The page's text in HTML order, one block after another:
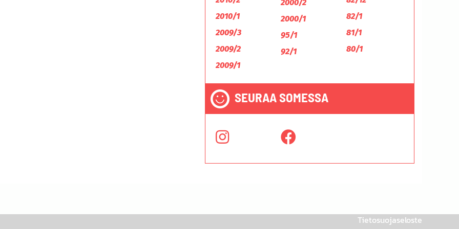
2010/1
2009/3
2009/2
2009/1
2000/2
2000/1
95/1
92/1
82/1
81/1
80/1
SEURAA SOMESSA
Tietosuojaseloste